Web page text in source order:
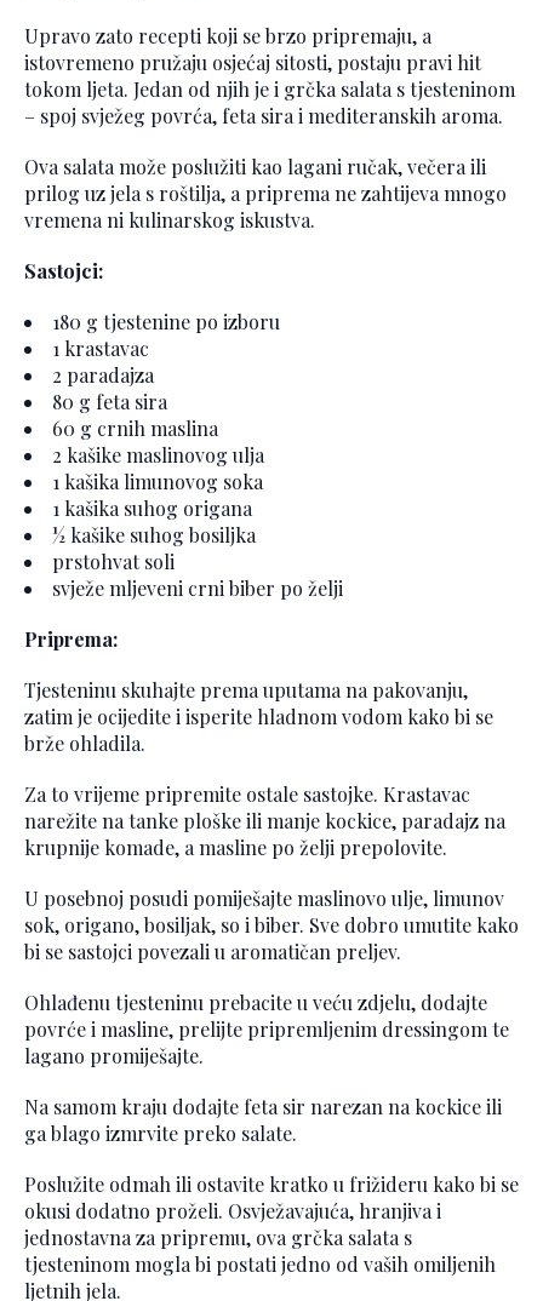
Upravo zato recepti koji se brzo pripremaju, a
istovremeno pružaju osjećaj sitosti, postaju pravi hit
tokom ljeta. Jedan od njih je i grčka salata s tjesteninom
– spoj svježeg povrća, feta sira i mediteranskih aroma.
Ova salata može poslužiti kao lagani ručak, večera ili
prilog uz jela s roštilja, a priprema ne zahtijeva mnogo
vremena ni kulinarskog iskustva.
Sastojci:
180 g tjestenine po izboru
1 krastavac
2 paradajza
80 g feta sira
60 g crnih maslina
2 kašike maslinovog ulja
1 kašika limunovog soka
1 kašika suhog origana
½ kašike suhog bosiljka
prstohvat soli
svježe mljeveni crni biber po želji
Priprema:
Tjesteninu skuhajte prema uputama na pakovanju,
zatim je ocijedite i isperite hladnom vodom kako bi se
brže ohladila.
Za to vrijeme pripremite ostale sastojke. Krastavac
narežite na tanke ploške ili manje kockice, paradajz na
krupnije komade, a masline po želji prepolovite.
U posebnoj posudi pomiješajte maslinovo ulje, limunov
sok, origano, bosiljak, so i biber. Sve dobro umutite kako
bi se sastojci povezali u aromatičan preljev.
Ohlađenu tjesteninu prebacite u veću zdjelu, dodajte
povrće i masline, prelijte pripremljenim dressingom te
lagano promiješajte.
Na samom kraju dodajte feta sir narezan na kockice ili
ga blago izmrvite preko salate.
Poslužite odmah ili ostavite kratko u frižideru kako bi se
okusi dodatno proželi. Osvježavajuća, hranjiva i
jednostavna za pripremu, ova grčka salata s
tjesteninom mogla bi postati jedno od vaših omiljenih
ljetnih jela.